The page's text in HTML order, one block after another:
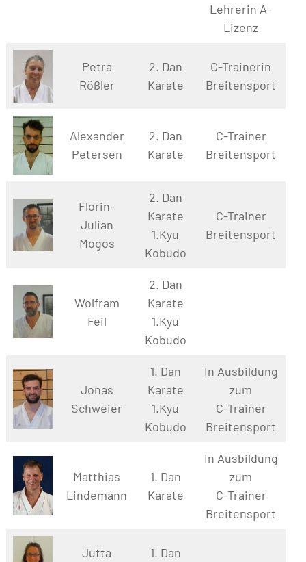
Lehrerin A-
Lizenz
Petra
Rößler
2. Dan
Karate
C-Trainerin
Breitensport
Alexander
Petersen
2. Dan
Karate
C-Trainer
Breitensport
Florin-
Julian
Mogos
2. Dan
Karate
1.Kyu
Kobudo
C-Trainer
Breitensport
Wolfram
Feil
2. Dan
Karate
1.Kyu
Kobudo
Jonas
Schweier
1. Dan
Karate
1.Kyu
Kobudo
In Ausbildung
zum
C-Trainer
Breitensport
Matthias
Lindemann
1. Dan
Karate
In Ausbildung
zum
C-Trainer
Breitensport
Jutta
1. Dan